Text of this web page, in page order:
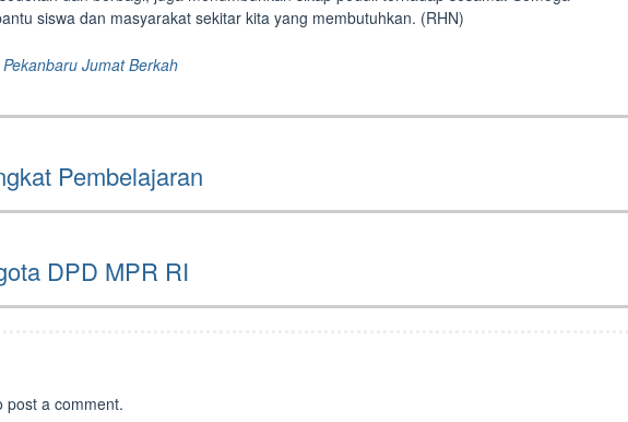
siswa dan masyarakat sekitar kita yang membutuhkan. (RHN)
Jumat Berkah
Pembelajaran
DPD MPR RI
post a comment.